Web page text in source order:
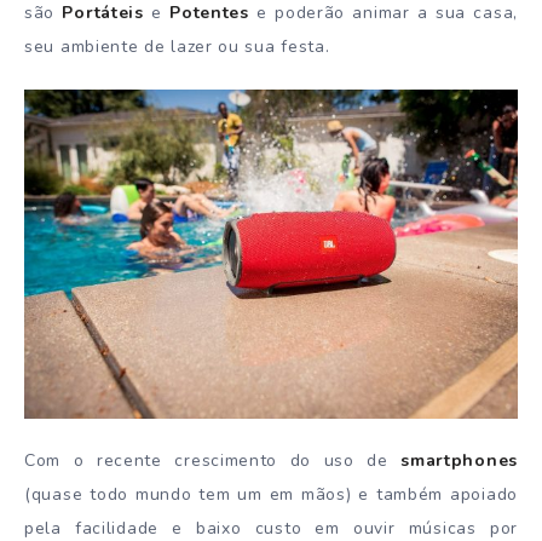
são Portáteis e Potentes e poderão animar a sua casa,
seu ambiente de lazer ou sua festa.
Com o recente crescimento do uso desmartphones
(quase todo mundo tem um em mãos) e também apoiado
pela facilidade e baixo custo em ouvir músicas por